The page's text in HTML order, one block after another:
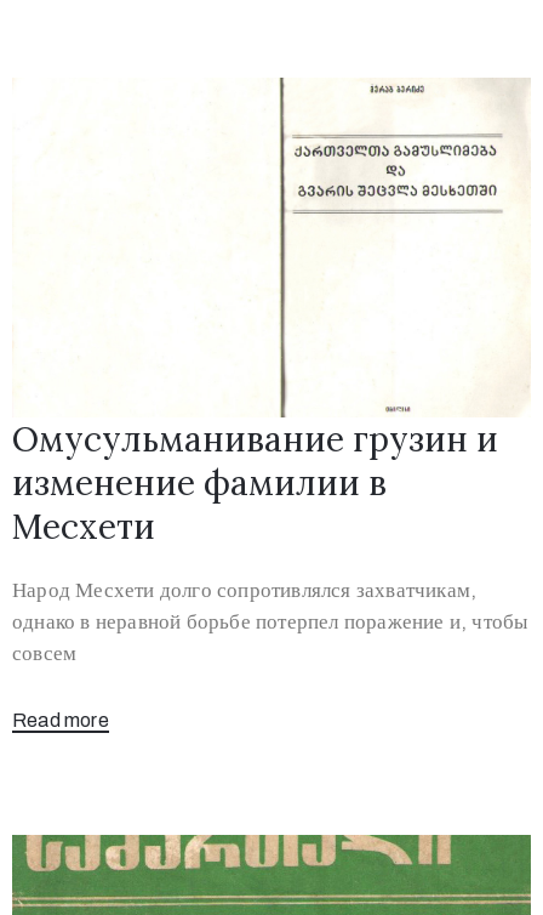
Омусульманивание грузин и
изменение фамилии в
Месхети
Народ Месхети долго сопротивлялся захватчикам,
однако в неравной борьбе потерпел поражение и, чтобы
совсем
Read more